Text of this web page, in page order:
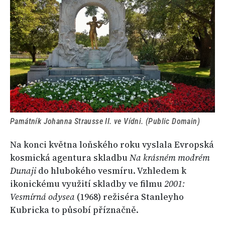
Památník Johanna Strausse II. ve Vídni. (Public Domain)
Na konci května loňského roku vyslala Evropská
kosmická agentura skladbuNa krásném modrém
Dunaji do hlubokého vesmíru. Vzhledem k
ikonickému využití skladby ve filmu2001:
Vesmírná odysea (1968) režiséra Stanleyho
Kubricka to působí příznačně.